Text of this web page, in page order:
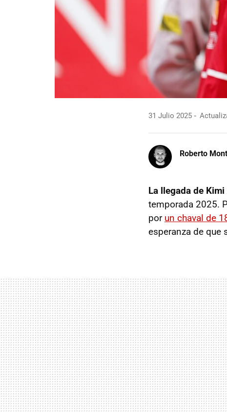
31 Julio 2025
Roberto
La llegada de
temporada 2025.
por un chaval de
esperanza de que